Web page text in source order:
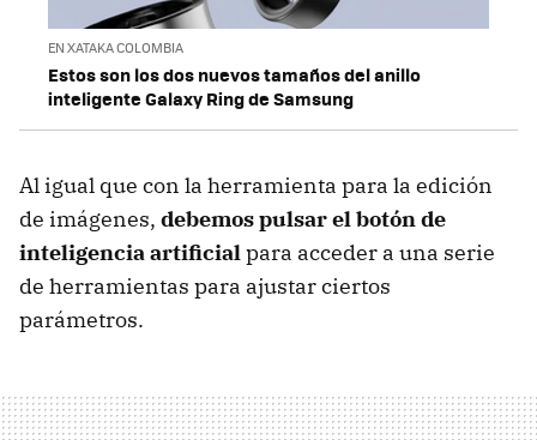
EN XATAKA COLOMBIA
Estos son los dos nuevos tamaños del anillo
inteligente Galaxy Ring de Samsung
Al igual que con la herramienta para la edición
de imágenes, debemos pulsar el botón de
inteligencia artificialpara acceder a una serie
de herramientas para ajustar ciertos
parámetros.